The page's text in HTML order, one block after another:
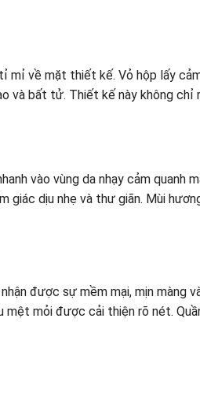
về mặt thiết kế. Vỏ hộp lấy
và bất tử. Thiết kế này không
vào vùng da nhạy cảm quanh
giác dịu nhẹ và thư giãn. Mùi
được sự mềm mại, mịn màng
mệt mỏi được cải thiện rõ nét.